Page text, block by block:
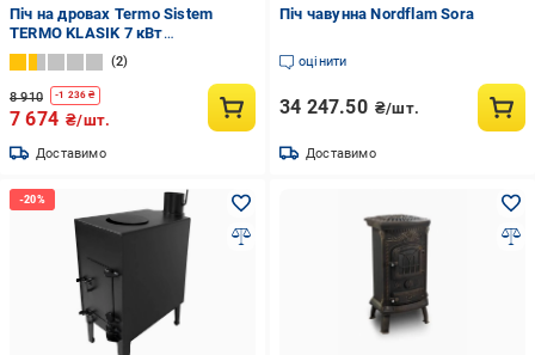
Піч на дровах Termo Sistem
TERMO KLASIK 7 кВт
опалювальна
2
8 910 -1 236 ₴
7 674 ₴/шт.
Доставимо
Піч чавунна Nordflam Sora
оцінити
34 247.50 ₴/шт.
Доставимо